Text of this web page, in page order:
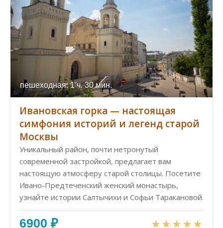
пешеходная: 1 ч. 30 мин.
Ивановская горка — настоящая
симфония историй и легенд старой
Москвы
Уникальный район, почти нетронутый
современной застройкой, предлагает вам
настоящую атмосферу старой столицы. Посетите
Ивано-Предтеченский женский монастырь,
узнайте истории Салтычихи и Софьи Таракановой.
6900 ₽